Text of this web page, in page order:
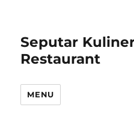
Seputar
Restaurant
MENU